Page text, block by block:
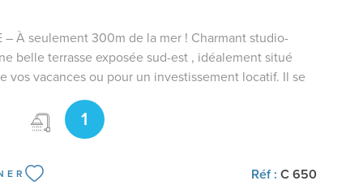
– À seulement 300m de la mer ! Charmant studio-
belle terrasse exposée sud-est , idéalement situé
vos vacances ou pour un investissement locatif. Il se
une entrée avec placard de rangement, une pièce de
avec cuisine équipée, une cabine avec lits superposés,
avec WC. Capacité : 4 couchages . Un pied-à-terre
RAIA au 06.50.29.95.93 pour plus de
1
Réf : C 650